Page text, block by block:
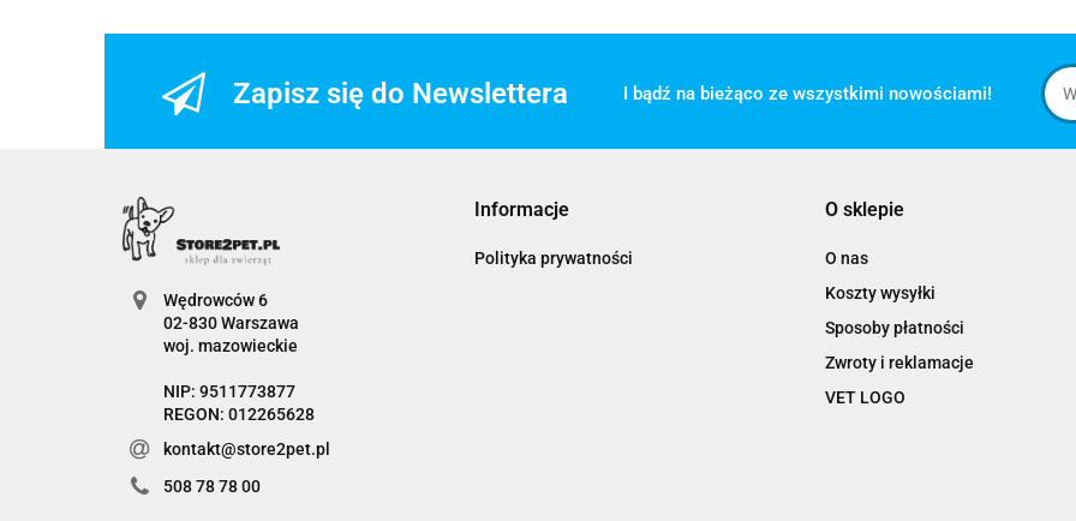
Zapisz się do Newslettera I bądź na bieżąco ze wszystkimi nowościami!
Wędrowców 6
02-830 Warszawa
woj. mazowieckie
NIP: 9511773877
REGON: 012265628
kontakt@store2pet.pl
508 78 78 00
Informacje
Polityka prywatności
O sklepie
O nas
Koszty wysyłki
Sposoby płatności
Zwroty i reklamacje
VET LOGO